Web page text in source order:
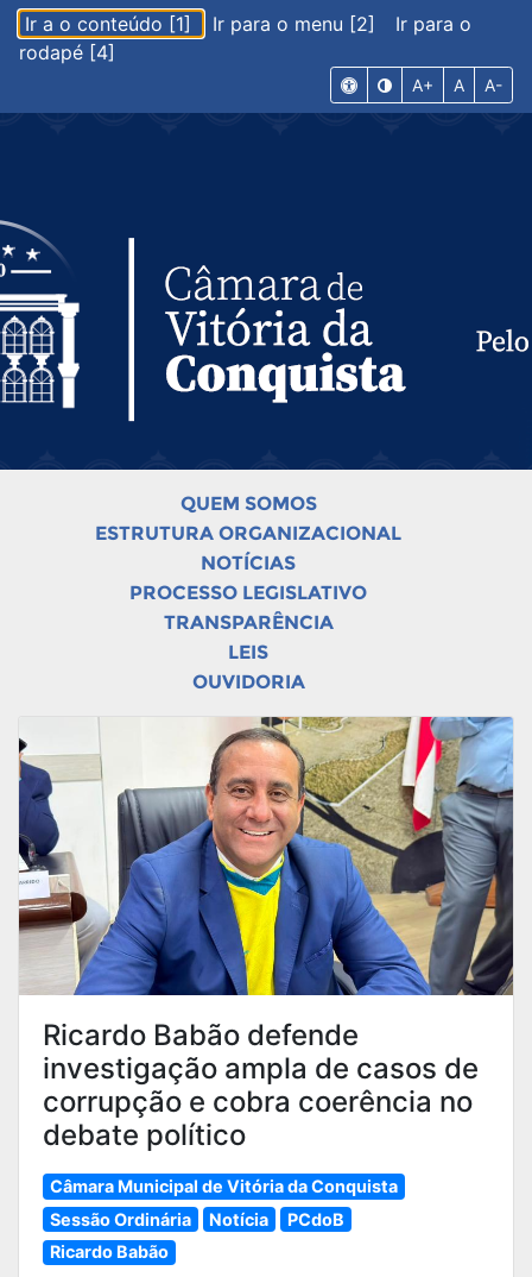
Ir a o conteúdo [1] Ir para o menu [2]
Ir para o
rodapé [4]
A+ A A-
QUEM SOMOS
ESTRUTURA ORGANIZACIONAL
NOTÍCIAS
PROCESSO LEGISLATIVO
TRANSPARÊNCIA
LEIS
OUVIDORIA
Ricardo Babão defende
investigação ampla de casos de
corrupção e cobra coerência no
debate político
Câmara Municipal de Vitória da Conquista
Sessão Ordinária
Notícia
PCdoB
Ricardo Babão